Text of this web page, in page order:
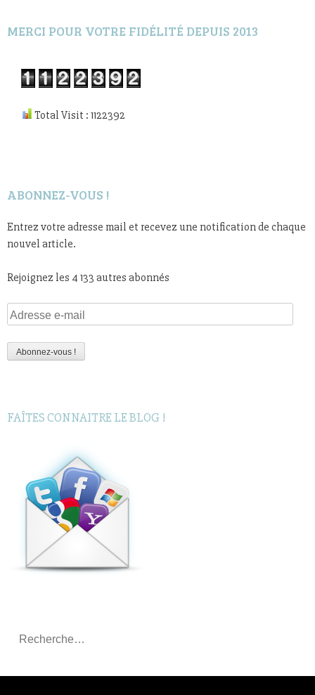
MERCI POUR VOTRE FIDÉLITÉ DEPUIS 2013
Total Visit : 1122392
ABONNEZ-VOUS !
Entrez votre adresse mail et recevez une notification de chaque
nouvel article.
Rejoignez les 4 133 autres abonnés
Adresse
e-
mail
Abonnez-vous !
FAÎTES CONNAITRE LE BLOG !